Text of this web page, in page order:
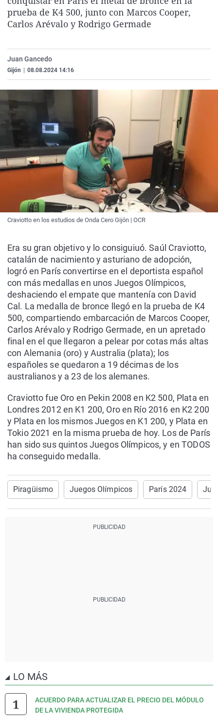
La rosa de los vientos
Gente viajera
Retornados
Extremadura
Galicia
Virales
Televisión
prueba de K4 500, junto con Marcos Cooper,
Carlos Arévalo y Rodrigo Germade
Juan Gancedo
Gijón 08.08.2024 14:16
Craviotto en los estudios de Onda Cero Gijón | OCR
Era su gran objetivo y lo consiguiuó. Saúl Craviotto,
catalán de nacimiento y asturiano de adopción,
logró en París convertirse en el deportista español
con más medallas en unos Juegos Olímpicos,
deshaciendo el empate que mantenía con David
Cal. La medalla de bronce llegó en la prueba de K4
500, compartiendo embarcación de Marcos Cooper,
Carlos Arévalo y Rodrigo Germade, en un apretado
final en el que llegaron a pelear por cotas más altas
con Alemania (oro) y Australia (plata); los
españoles se quedaron a 19 décimas de los
australianos y a 23 de los alemanes.
Craviotto fue Oro en Pekin 2008 en K2 500, Plata en
Londres 2012 en K1 200, Oro en Río 2016 en K2 200
y Plata en los mismos Juegos en K1 200, y Plata en
Tokio 2021 en la misma prueba de hoy. Los de París
han sido sus quintos Juegos Olímpicos, y en TODOS
ha conseguido medalla.
Piragüismo Juegos Olímpicos París 2024
LO MÁS
ACUERDO PARA ACTUALIZAR EL PRECIO DEL MÓDULO
DE LA VIVIENDA PROTEGIDA